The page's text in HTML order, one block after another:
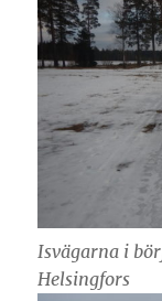
Isvägarna i
Helsingfors